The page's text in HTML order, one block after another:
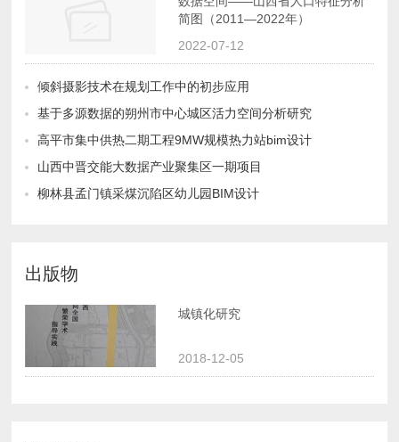
简图（2011—2022年）
2022-07-12
倾斜摄影技术在规划工作中的初步应用
基于多源数据的朔州市中心城区活力空间分析研究
高平市集中供热二期工程9MW规模热力站bim设计
山西中晋交能大数据产业聚集区一期项目
柳林县孟门镇采煤沉陷区幼儿园BIM设计
出版物
城镇化研究
2018-12-05